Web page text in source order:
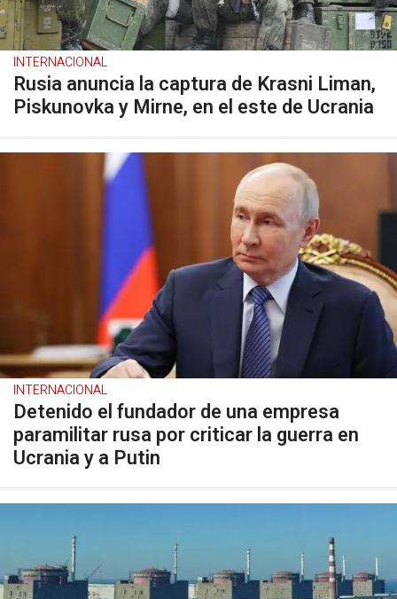
INTERNACIONAL
Rusia anuncia la captura de Krasni Liman,
Piskunovka y Mirne, en el este de Ucrania
INTERNACIONAL
Detenido el fundador de una empresa
paramilitar rusa por criticar la guerra en
Ucrania y a Putin